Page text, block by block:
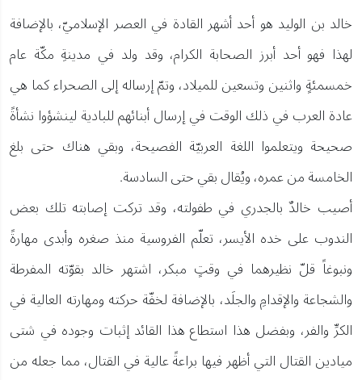
خالد بن الوليد هو أحد أشهر القادة في العصر الإسلاميّ، بالإضافة
لهذا فهو أحد أبرز الصحابة الكرام، وقد ولد في مدينةِ مكّة عام
خمسمئةٍ واثنين وتسعين للميلاد، وتمّ إرساله إلى الصحراء كما هي
عادة العرب في ذلك الوقت في إرسال أبنائهم للبادية لينشؤوا نشأةً
صحيحة ويتعلموا اللغة العربيّة الفصيحة، وبقي هناك حتى بلغ
الخامسة من عمره، ويُقال بقي حتى السادسة.
أصيب خالدٌ بالجدري في طفولته، وقد تركت إصابته تلك بعض
الندوب على خده الأيسر، تعلّم الفروسية منذ صغره وأبدى مهارةً
ونبوغاً قلّ نظيرهما في وقتٍ مبكر، اشتهر خالد بقوّته المفرطة
والشجاعة والإقدامِ والجلَد، بالإضافة لخفّة حركته ومهارته العالية في
الكرِّ والفر، وبفضل هذا استطاع هذا القائد إثبات وجوده في شتى
ميادين القتال التي أظهر فيها براعةً عالية في القتال، مما جعله من